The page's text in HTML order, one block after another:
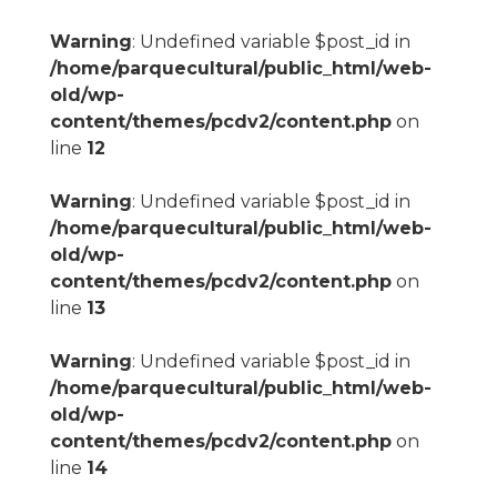
Warning: Undefined variable $post_id in
/home/parquecultural/public_html/web-
old/wp-
content/themes/pcdv2/content.phpon
line 12
Warning: Undefined variable $post_id in
/home/parquecultural/public_html/web-
old/wp-
content/themes/pcdv2/content.phpon
line 13
Warning: Undefined variable $post_id in
/home/parquecultural/public_html/web-
old/wp-
content/themes/pcdv2/content.phpon
line 14